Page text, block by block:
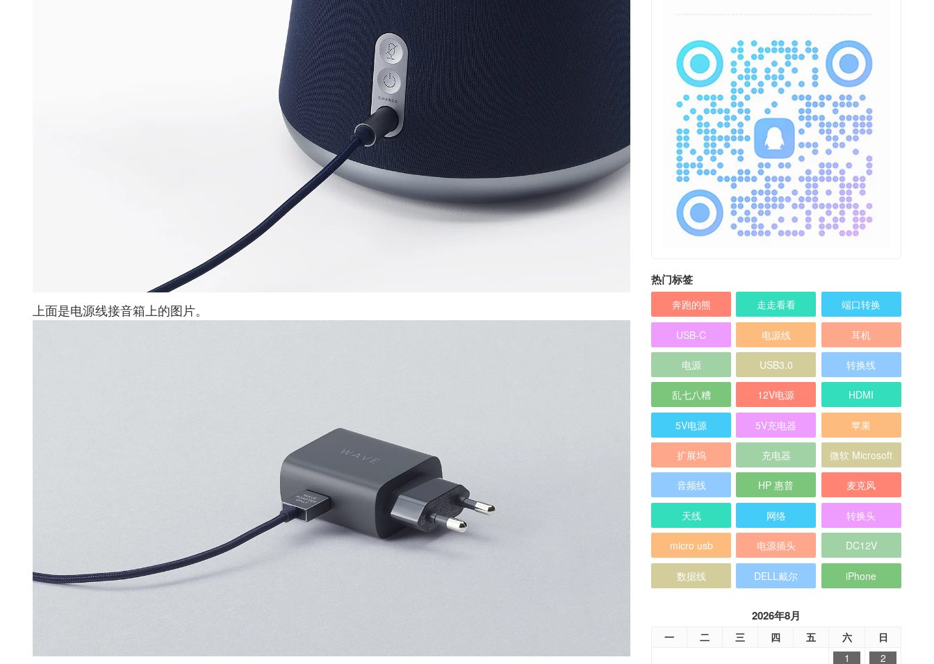
上面是电源线接音箱上的图片。
热门标签
奔跑的熊 走走看看 端口转换
USB-C 电源线 耳机
电源 USB3.0 转换线
乱七八糟 12V电源 HDMI
5V电源 5V充电器 苹果
扩展坞 充电器 微软 Microsoft
音频线 HP 惠普 麦克风
天线 网络 转换头
micro usb 电源插头 DC12V
数据线 DELL戴尔 iPhone
2026年8月
一 二 三 四 五 六
日
1
2